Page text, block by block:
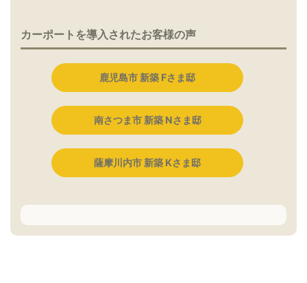
カーポートを導入されたお客様の声
鹿児島市 新築 Fさま邸
南さつま市 新築 Nさま邸
薩摩川内市 新築 Kさま邸